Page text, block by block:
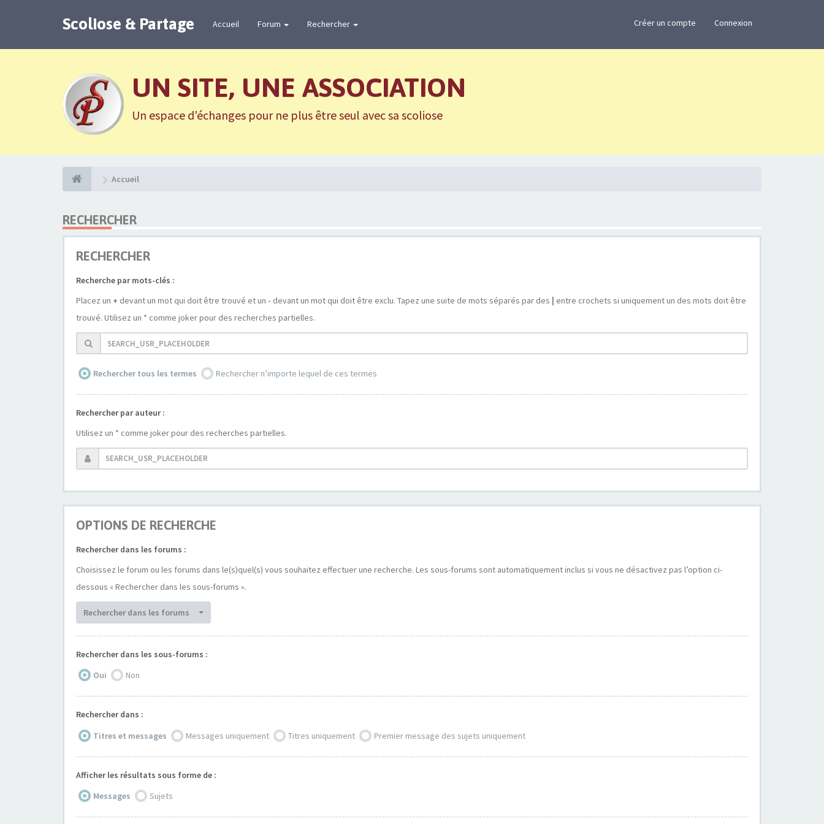
Scoliose & Partage Accueil Forum Rechercher Créer un compte Connexion
UN SITE, UNE ASSOCIATION
Un espace d'échanges pour ne plus être seul avec sa scoliose
Accueil
RECHERCHER
RECHERCHER
Recherche par mots-clés :
Placez un + devant un mot qui doit être trouvé et un - devant un mot qui doit être exclu. Tapez une suite de mots séparés par des | entre crochets si uniquement un des mots doit être
trouvé. Utilisez un * comme joker pour des recherches partielles.
Rechercher tous les termes Rechercher n’importe lequel de ces termes
Rechercher par auteur :
Utilisez un * comme joker pour des recherches partielles.
OPTIONS DE RECHERCHE
Rechercher dans les forums :
Choisissez le forum ou les forums dans le(s)quel(s) vous souhaitez effectuer une recherche. Les sous-forums sont automatiquement inclus si vous ne désactivez pas l’option ci-
dessous « Rechercher dans les sous-forums ».
Rechercher dans les forums
Rechercher dans les sous-forums :
Oui
Non
Rechercher dans :
Titres et messages
Messages uniquement Titres uniquement Premier message des sujets uniquement
Afficher les résultats sous forme de :
Messages
Sujets